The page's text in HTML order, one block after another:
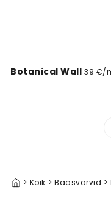
Botanical Wall 39 €/
> Kõik > Baasvärvid >